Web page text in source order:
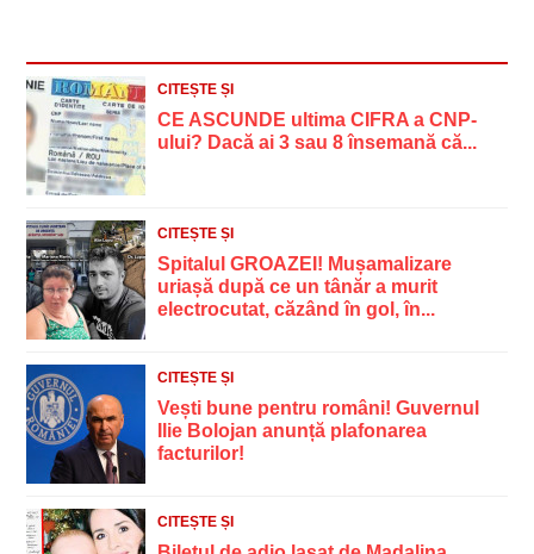
CITEȘTE ȘI
CE ASCUNDE ultima CIFRA a CNP-
ului? Dacă ai 3 sau 8 însemană că...
CITEȘTE ȘI
Spitalul GROAZEI! Mușamalizare
uriașă după ce un tânăr a murit
electrocutat, căzând în gol, în...
CITEȘTE ȘI
Vești bune pentru români! Guvernul
Ilie Bolojan anunță plafonarea
facturilor!
CITEȘTE ȘI